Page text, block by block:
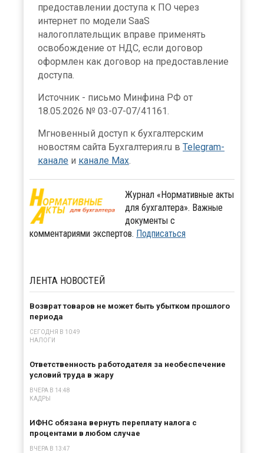
предоставлении доступа к ПО через
интернет по модели SaaS
налогоплательщик вправе применять
освобождение от НДС, если договор
оформлен как договор на предоставление
доступа.
Источник - письмо Минфина РФ от
18.05.2026 № 03-07-07/41161.
Мгновенный доступ к бухгалтерским
новостям сайта Бухгалтерия.ru в Telegram-
канале и канале Max.
Журнал «Нормативные акты
для бухгалтера». Важные
документы с
комментариями экспертов. Подписаться
ЛЕНТА НОВОСТЕЙ
Возврат товаров не может быть убытком прошлого
периода
СЕГОДНЯ В 10:49
НАЛОГИ
Ответственность работодателя за необеспечение
условий труда в жару
ВЧЕРА В 14:48
КАДРЫ
ИФНС обязана вернуть переплату налога с
процентами в любом случае
ВЧЕРА В 13:47